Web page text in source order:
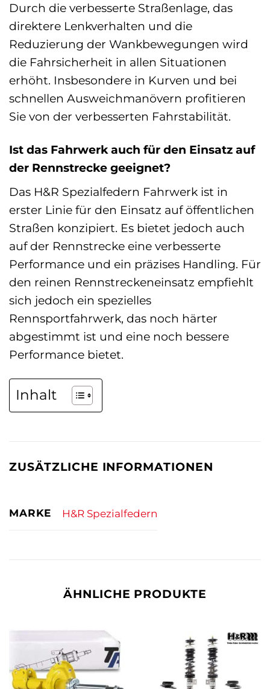
Durch die verbesserte Straßenlage, das
direktere Lenkverhalten und die
Reduzierung der Wankbewegungen wird
die Fahrsicherheit in allen Situationen
erhöht. Insbesondere in Kurven und bei
schnellen Ausweichmanövern profitieren
Sie von der verbesserten Fahrstabilität.
Ist das Fahrwerk auch für den Einsatz auf
der Rennstrecke geeignet?
Das H&R Spezialfedern Fahrwerk ist in
erster Linie für den Einsatz auf öffentlichen
Straßen konzipiert. Es bietet jedoch auch
auf der Rennstrecke eine verbesserte
Performance und ein präzises Handling. Für
den reinen Rennstreckeneinsatz empfiehlt
sich jedoch ein spezielles
Rennsportfahrwerk, das noch härter
abgestimmt ist und eine noch bessere
Performance bietet.
Inhalt
ZUSÄTZLICHE INFORMATIONEN
MARKE H&R Spezialfedern
ÄHNLICHE PRODUKTE